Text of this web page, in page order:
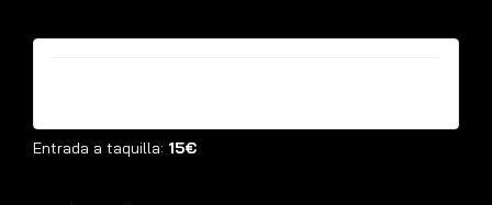
Entrada a taquilla: 15€